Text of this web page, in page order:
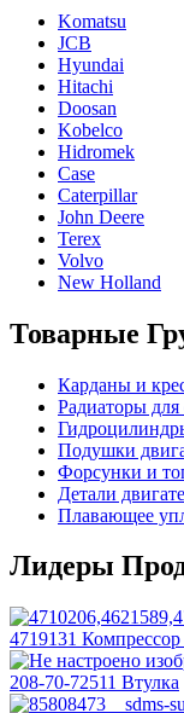
Komatsu
JCB
Hyundai
Hitachi
Doosan
Kobelco
Hidromek
Case
Caterpillar
John Deere
Terex
Volvo
New Holland
Товарные
Карданы и
Радиаторы для
Подушки
Форсунки и
Детали
Плавающее
Лидеры
4719131
208-70-72511 Втулка